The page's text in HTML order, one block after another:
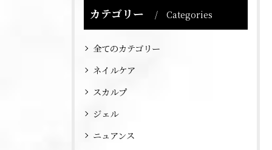
カテゴリー Categories
全てのカテゴリー
ネイルケア
スカルプ
ジェル
ニュアンス